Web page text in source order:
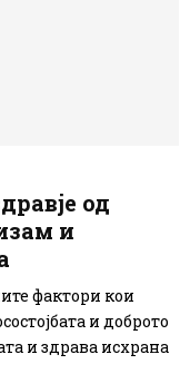
од
и
фактори кои
и доброто
и здрава исхрана